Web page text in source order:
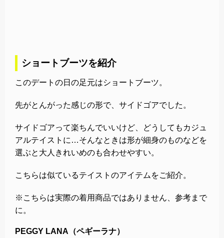
ショートブーツを紹介
このデートの日の足元はショートブーツ。
先がとんがった感じの形で、サイドゴアでした。
サイドゴアって楽ちんでいいけど、どうしてもカジュ
アルテイストに…そんなときは形が細身のものなどを
選ぶと大人きれいめのも合わせやすい。
こちらは似ているテイストのアイテムをご紹介。
※こちらは実際の着用商品ではありません、参考まで
に。
PEGGY LANA（ペギーラナ）